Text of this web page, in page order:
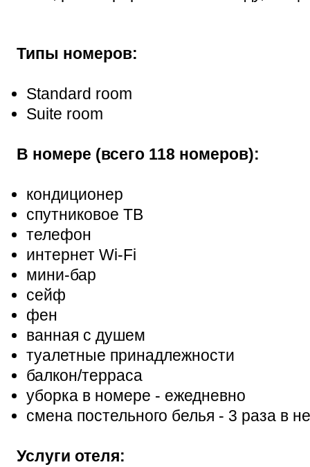
Типы номеров:
Standard room
Suite room
В номере (всего 118 номеров):
кондиционер
спутниковое ТВ
телефон
интернет Wi-Fi
мини-бар
сейф
фен
ванная с душем
туалетные принадлежности
балкон/терраса
уборка в номере - ежедневно
смена постельного белья - 3 раза в
Услуги отеля: